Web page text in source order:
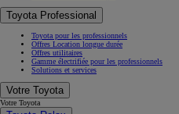
Toyota Professional
Toyota pour les professionnels
Offres Location longue durée
Offres utilitaires
Gamme électrifiée pour les professionnels
Solutions et services
Votre Toyota
Votre Toyota